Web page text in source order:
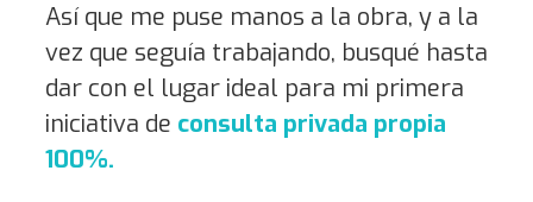
Así que me puse manos a la obra, y a la
vez que seguía trabajando, busqué hasta
dar con el lugar ideal para mi primera
iniciativa de consulta privada propia
100%.